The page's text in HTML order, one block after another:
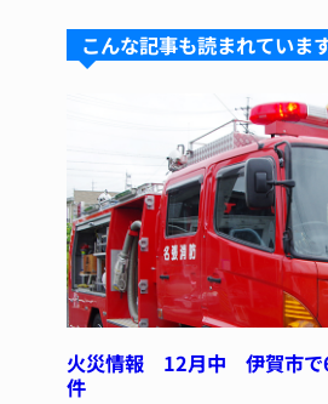
s
k
a
d
s
e
b
o
o
k
こんな記事も読まれています
火災情報 12月中 伊賀市で
件